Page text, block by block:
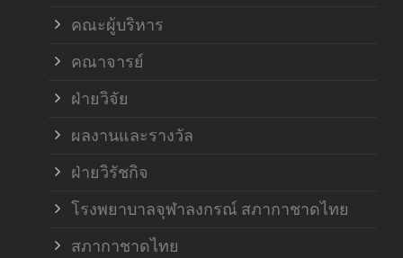
คณะผู้บริหาร
คณาจารย์
ฝ่ายวิจัย
ผลงานและรางวัล
ฝ่ายวิรัชกิจ
โรงพยาบาลจุฬาลงกรณ์ สภากาชาดไทย
สภากาชาดไทย